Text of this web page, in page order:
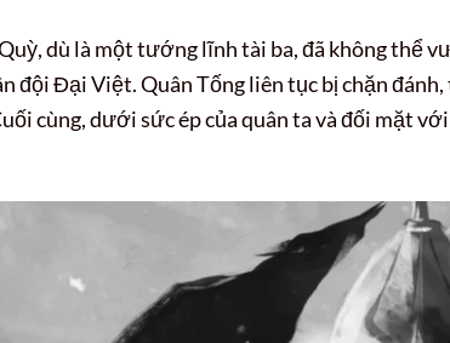
dù là một tướng lĩnh tài ba, đã không thể
đội Đại Việt. Quân Tống liên tục bị chặn
cùng, dưới sức ép của quân ta và đối mặt